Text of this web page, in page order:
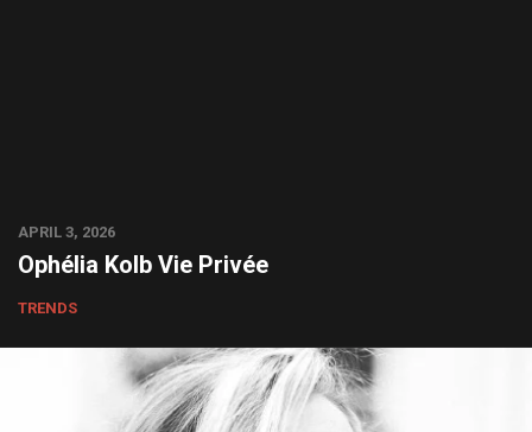
APRIL 3, 2026
Ophélia Kolb Vie Privée
TRENDS